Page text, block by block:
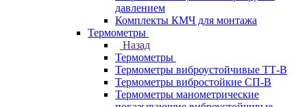
давлением
Комплекты КМЧ для монтажа
Термометры
Назад
Термометры
Термометры виброустойчивые ТТ-В
Термометры вибростойкие СП-В
Термометры манометрические